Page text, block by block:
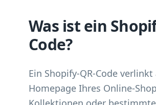
Was ist ein
Code?
Ein Shopify-QR-Code
Homepage Ihres Online-